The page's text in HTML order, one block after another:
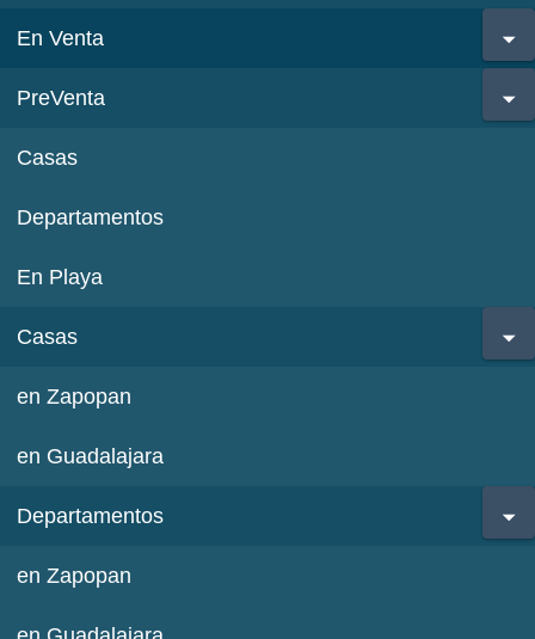
En Venta
PreVenta
Casas
Departamentos
En Playa
Casas
en Zapopan
en Guadalajara
Departamentos
en Zapopan